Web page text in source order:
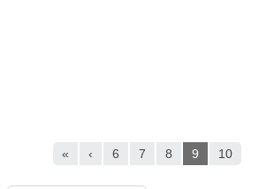
« ‹ 6 7 8 9 10